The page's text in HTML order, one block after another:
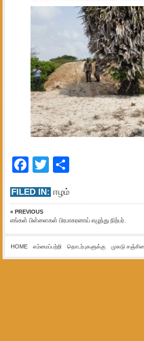
Facebook
Twitter
FILED IN: ஈழம்
« PREVIOUS
எங்கள் பிள்ளைகள் பிரபாகரனாய் எழுந்து நிற்பர்.
HOME எம்மைப்பற்றி தொடர்புகளுக்கு முகடு